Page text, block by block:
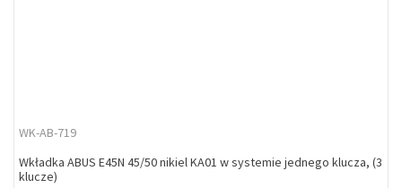
WK-AB-719
Wkładka ABUS E45N 45/50 nikiel KA01 w systemie jednego klucza, (3
klucze)